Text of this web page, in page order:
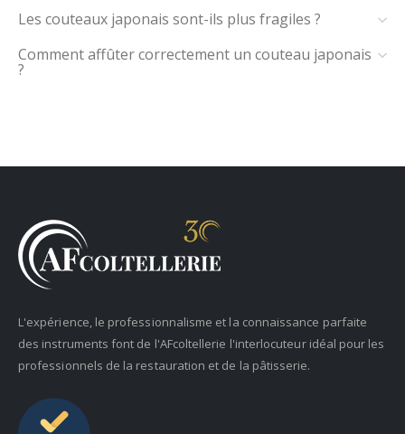
Les couteaux japonais sont-ils plus fragiles ?
Comment affûter correctement un couteau japonais
?
L'expérience, le professionnalisme et la connaissance parfaite
des instruments font de l'AFcoltellerie l'interlocuteur idéal pour les
professionnels de la restauration et de la pâtisserie.